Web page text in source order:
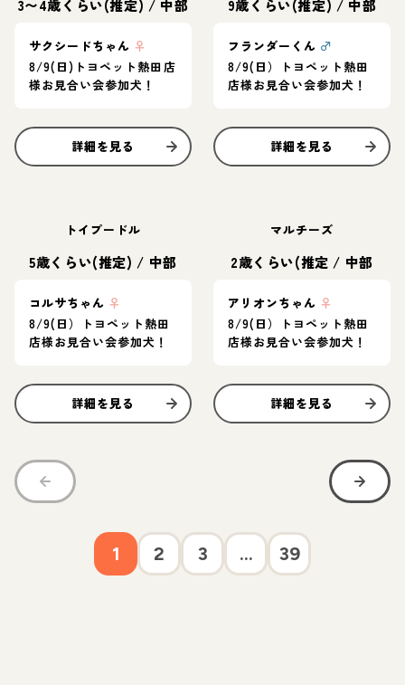
3〜4歳くらい(推定) / 中部
サクシードちゃん ♀
8/9(日)トヨペット熱田店
様お見合い会参加犬！
詳細を見る
9歳くらい(推定) / 中部
フランダーくん ♂
8/9(日）トヨペット熱田
店様お見合い会参加犬！
詳細を見る
トイプードル
5歳くらい(推定) / 中部
コルサちゃん ♀
8/9(日）トヨペット熱田
店様お見合い会参加犬！
詳細を見る
マルチーズ
2歳くらい(推定 / 中部
アリオンちゃん ♀
8/9(日）トヨペット熱田
店様お見合い会参加犬！
詳細を見る
1 2 3 ... 39